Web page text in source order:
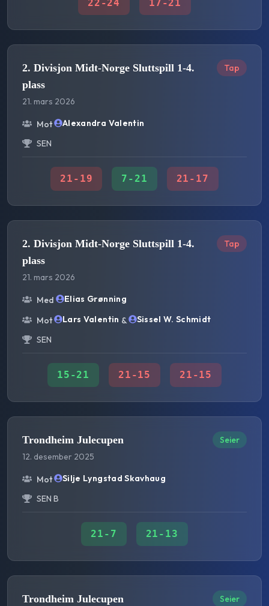
22 -24 17 -21
2. Divisjon Midt-Norge Sluttspill 1-4.
plass
21. mars 2026
Tap
Mot
Alexandra Valentin
SEN
21 - 19 7 - 21 21 - 17
2. Divisjon Midt-Norge Sluttspill 1-4.
plass
21. mars 2026
Tap
Med
Elias Grønning
Mot
Lars Valentin &
Sissel W. Schmidt
SEN
15 -21 21 -15 21 -15
Trondheim Julecupen
12. desember 2025
Seier
Mot
Silje Lyngstad Skavhaug
SEN B
21 - 7 21 - 13
Trondheim Julecupen Seier